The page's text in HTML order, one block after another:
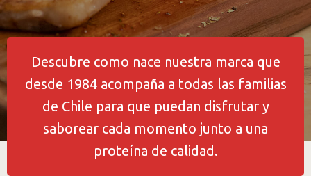
Descubre como nace nuestra marca que
desde 1984 acompaña a todas las familias
de Chile para que puedan disfrutar y
saborear cada momento junto a una
proteína de calidad.